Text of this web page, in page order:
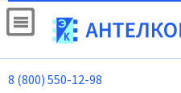
8 (800) 550-12-98